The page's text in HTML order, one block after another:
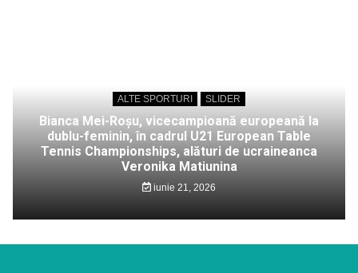
ALTE SPORTURI SLIDER
Bianca Mei-Roșu, vicecampioană europeană la
dublu-feminin, în cadrul U21 European Table
Tennis Championships, alături de ucraineanca
Veronika Matiunina
iunie 21, 2026